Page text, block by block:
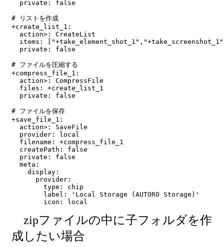
  private: false
# リストを作成
+create_list_1:
  action>: CreateList
items:
  private: false
# ファイルを圧縮する
+compress_file_1:
  action>: CompressFile
  files: +create_list_1
  private: false
# ファイルを保存
+save_file_1:
  action>: SaveFile
  provider: local
  filename: +compress_file_1
  createPath: false
  private: false
  meta:
    display:
      provider:
        type: chip
        label: 'Local Storage (AUTORO Storage)'
zipファイルの中に子フォルダを作
成したい場合